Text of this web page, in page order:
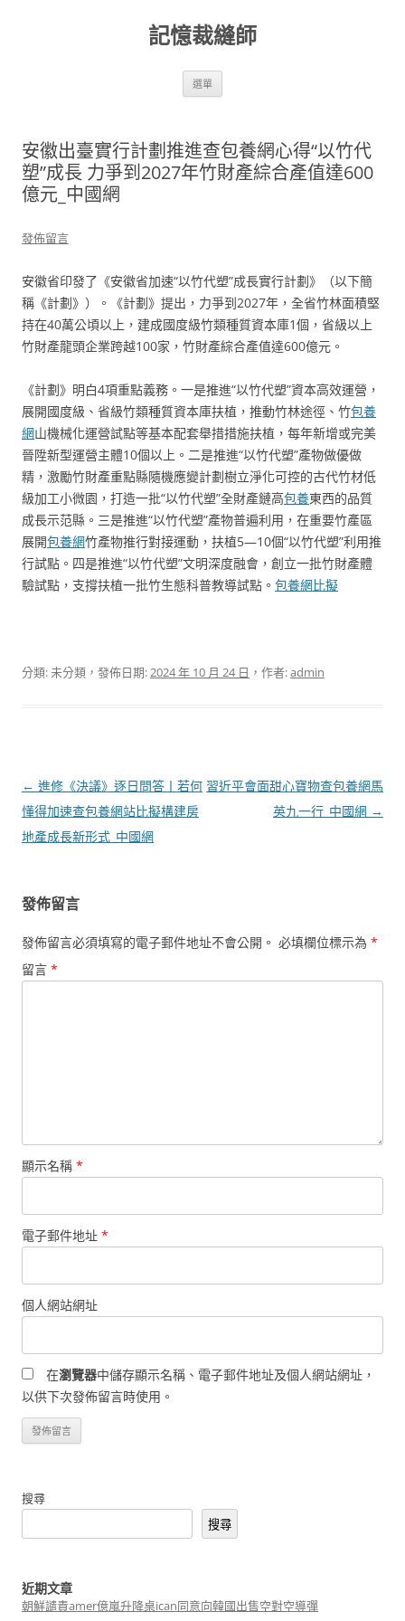
記憶裁縫師
選單
安徽出臺實行計劃推進查包養網心得“以竹代
塑”成長 力爭到2027年竹財產綜合產值達600
億元_中國網
發佈留言
安徽省印發了《安徽省加速“以竹代塑”成長實行計劃》（以下簡
稱《計劃》）。《計劃》提出，力爭到2027年，全省竹林面積堅
持在40萬公頃以上，建成國度級竹類種質資本庫1個，省級以上
竹財產龍頭企業跨越100家，竹財產綜合產值達600億元。
《計劃》明白4項重點義務。一是推進“以竹代塑”資本高效運營，
展開國度級、省級竹類種質資本庫扶植，推動竹林途徑、竹包養
網山機械化運營試點等基本配套舉措措施扶植，每年新增或完美
晉陞新型運營主體10個以上。二是推進“以竹代塑”產物做優做
精，激勵竹財產重點縣隨機應變計劃樹立淨化可控的古代竹材低
級加工小微園，打造一批“以竹代塑”全財產鏈高包養東西的品質
成長示范縣。三是推進“以竹代塑”產物普遍利用，在重要竹產區
展開包養網竹產物推行對接運動，扶植5—10個“以竹代塑”利用推
行試點。四是推進“以竹代塑”文明深度融會，創立一批竹財產體
驗試點，支撐扶植一批竹生態科普教導試點。 包養網比擬
分類: 未分類，發佈日期:2024 年 10 月 24 日 ，作者:admin
文
章
導
← 進修《決議》逐日問答丨若何
懂得加速查包養網站比擬構建房
地產成長新形式_中國網
習近平會面甜心寶物查包養網馬
英九一行_中國網 →
發佈留言
發佈留言必須填寫的電子郵件地址不會公開。 必填欄位標示為 *
留言 *
顯示名稱 *
電子郵件地址 *
個人網站網址
在瀏覽器中儲存顯示名稱、電子郵件地址及個人網站網址，
以供下次發佈留言時使用。
搜尋
搜尋
近期文章
朝鮮譴責amer億嵐升降桌ican同意向韓國出售空對空導彈